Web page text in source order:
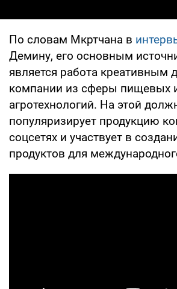
По словам Мкртчана в
Демину, его основным
является работа креативным
компании из сферы пищевых
агротехнологий. На этой
популяризирует продукцию
соцсетях и участвует в
продуктов для